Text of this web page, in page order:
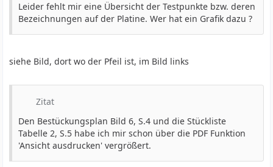
Leider fehlt mir eine Übersicht der Testpunkte bzw. deren
Bezeichnungen auf der Platine. Wer hat ein Grafik dazu ?
siehe Bild, dort wo der Pfeil ist, im Bild links
Zitat
Den Bestückungsplan Bild 6, S.4 und die Stückliste
Tabelle 2, S.5 habe ich mir schon über die PDF Funktion
'Ansicht ausdrucken' vergrößert.